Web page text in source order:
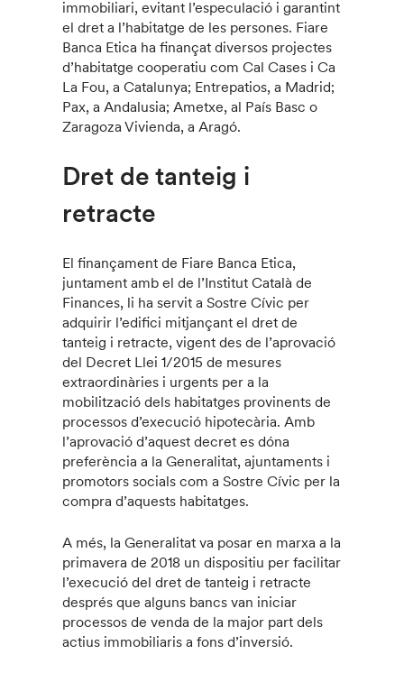
immobiliari, evitant l’especulació i garantint
el dret a l’habitatge de les persones. Fiare
Banca Etica ha finançat diversos projectes
d’habitatge cooperatiu com Cal Cases i Ca
La Fou, a Catalunya; Entrepatios, a Madrid;
Pax, a Andalusia; Ametxe, al País Basc o
Zaragoza Vivienda, a Aragó.
Dret de tanteig i
retracte
El finançament de Fiare Banca Etica,
juntament amb el de l’Institut Català de
Finances, li ha servit a Sostre Cívic per
adquirir l’edifici mitjançant el dret de
tanteig i retracte, vigent des de l’aprovació
del Decret Llei 1/2015 de mesures
extraordinàries i urgents per a la
mobilització dels habitatges provinents de
processos d’execució hipotecària. Amb
l’aprovació d’aquest decret es dóna
preferència a la Generalitat, ajuntaments i
promotors socials com a Sostre Cívic per la
compra d’aquests habitatges.
A més, la Generalitat va posar en marxa a la
primavera de 2018 un dispositiu per facilitar
l’execució del dret de tanteig i retracte
després que alguns bancs van iniciar
processos de venda de la major part dels
actius immobiliaris a fons d’inversió.